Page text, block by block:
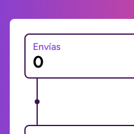
Envías